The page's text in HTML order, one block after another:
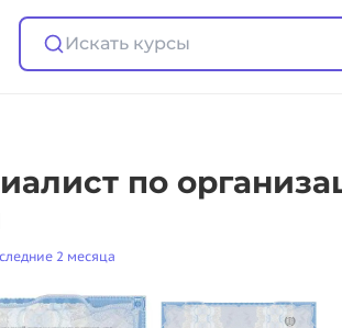
Искать курсы
по
2 месяца